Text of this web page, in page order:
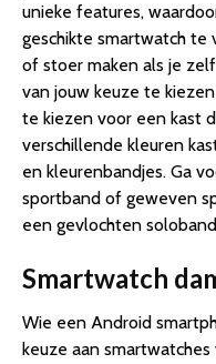
unieke features,
geschikte smartwatch te
of stoer maken als je
van jouw keuze te
te kiezen voor een kast
verschillende kleuren
en kleurenbandjes. Ga
sportband of geweven
een gevlochten
Smartwatch
Wie een Android
keuze aan